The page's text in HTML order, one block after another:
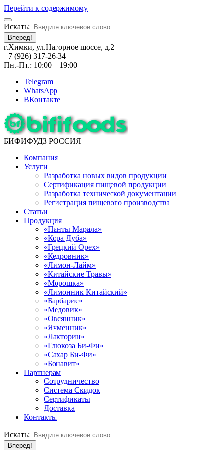
Перейти к содержимому
Искать:
Вперед!
г.Химки, ул.Нагорное шоссе, д.2
+7 (926) 317-26-34
Пн.-Пт.: 10:00 – 19:00
Telegram
WhatsApp
ВКонтакте
БИФИФУДЗ РОССИЯ
Компания
Услуги
Разработка новых видов продукции
Сертификация пищевой продукции
Разработка технической документации
Регистрация пищевого производства
Статьи
Продукция
«Панты Марала»
«Кора Дуба»
«Грецкий Орех»
«Кедровник»
«Лимон-Лайм»
«Китайские Травы»
«Морошка»
«Лимонник Китайский»
«Барбарис»
«Медовик»
«Овсянник»
«Ячменник»
«Лакторин»
«Глюкоза Би-Фи»
«Сахар Би-Фи»
«Бонавит»
Партнерам
Сотрудничество
Система Скидок
Сертификаты
Доставка
Контакты
Искать:
Вперед!